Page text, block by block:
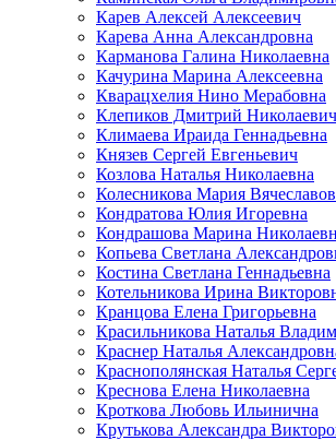
Карев Алексей Алексеевич
Карева Анна Александровна
Карманова Галина Николаевна
Качурина Марина Алексеевна
Кварацхелия Нино Мерабовна
Клепиков Дмитрий Николаевич
Климаева Ираида Геннадьевна
Князев Сергей Евгеньевич
Козлова Наталья Николаевна
Колесникова Мария
Кондратова Юлия Игоревна
Кондрашова Марина
Копьева Светлана
Костина Светлана Геннадьевна
Котельникова Ирина
Кранцова Елена Григорьевна
Красильникова Наталья
Краснер Наталья
Краснополянская Наталья
Креснова Елена Николаевна
Кроткова Любовь Ильинична
Крутькова Александра